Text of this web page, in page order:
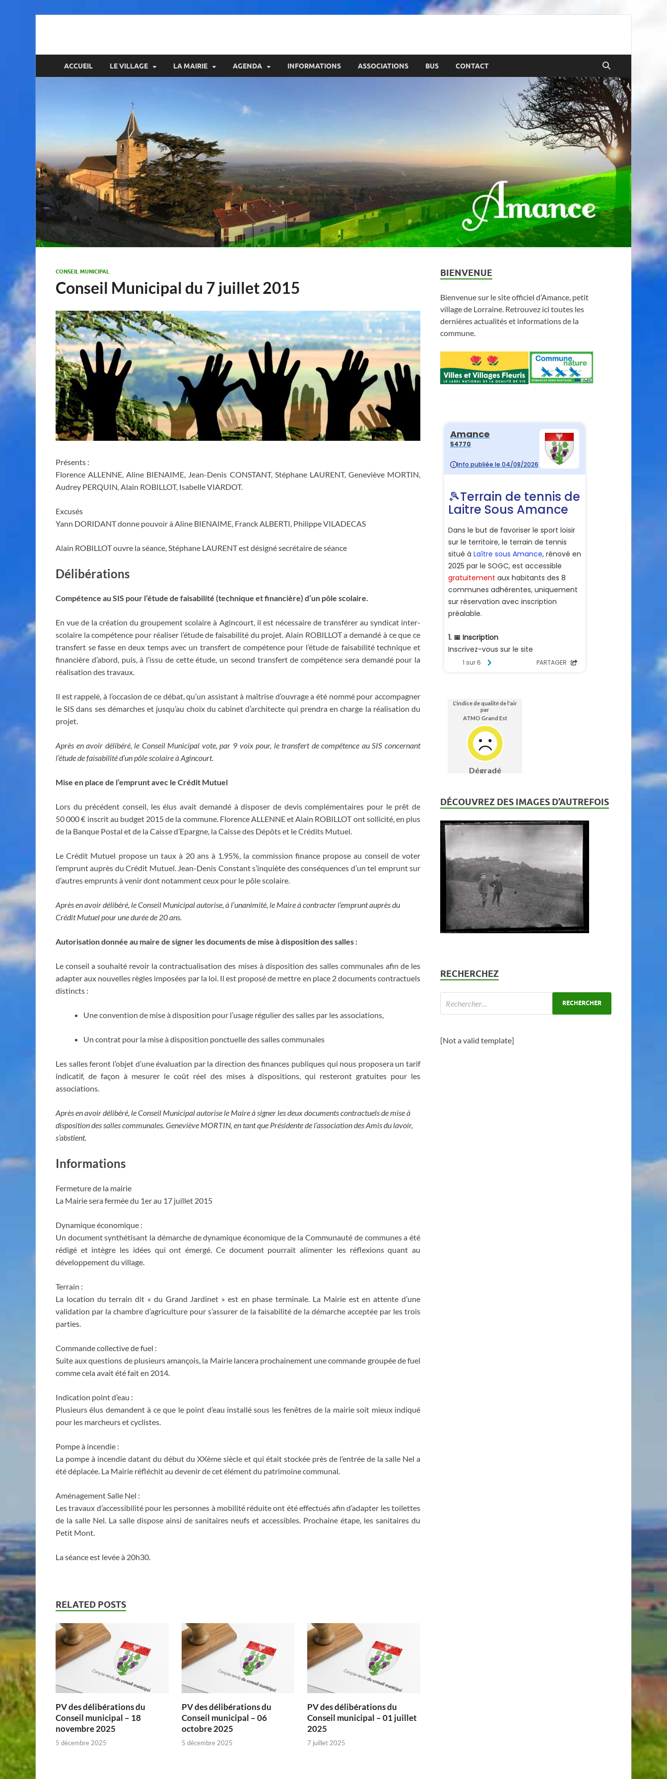
Amance
ACCUEIL LE VILLAGE LA MAIRIE AGENDA INFORMATIONS ASSOCIATIONS BUS CONTACT
CONSEIL MUNICIPAL
Conseil Municipal du 7 juillet 2015
Présents :
Florence ALLENNE, Aline BIENAIME, Jean-Denis CONSTANT, Stéphane LAURENT, Geneviève MORTIN,
Audrey PERQUIN, Alain ROBILLOT, Isabelle VIARDOT.
Excusés
Yann DORIDANT donne pouvoir à Aline BIENAIME, Franck ALBERTI, Philippe VILADECAS
Alain ROBILLOT ouvre la séance, Stéphane LAURENT est désigné secrétaire de séance
Délibérations
Compétence au SIS pour l’étude de faisabilité (technique et financière) d’un pôle scolaire.
En vue de la création du groupement scolaire à Agincourt, il est nécessaire de transférer au syndicat inter-
scolaire la compétence pour réaliser l’étude de faisabilité du projet. Alain ROBILLOT a demandé à ce que ce
transfert se fasse en deux temps avec un transfert de compétence pour l’étude de faisabilité technique et
financière d’abord, puis, à l’issu de cette étude, un second transfert de compétence sera demandé pour la
réalisation des travaux.
Il est rappelé, à l’occasion de ce débat, qu’un assistant à maîtrise d’ouvrage a été nommé pour accompagner
le SIS dans ses démarches et jusqu’au choix du cabinet d’architecte qui prendra en charge la réalisation du
projet.
Après en avoir délibéré, le Conseil Municipal vote, par 9 voix pour, le transfert de compétence au SIS concernant
l’étude de faisabilité d’un pôle scolaire à Agincourt.
Mise en place de l’emprunt avec le Crédit Mutuel
Lors du précédent conseil, les élus avait demandé à disposer de devis complémentaires pour le prêt de
50 000 € inscrit au budget 2015 de la commune. Florence ALLENNE et Alain ROBILLOT ont sollicité, en plus
de la Banque Postal et de la Caisse d’Epargne, la Caisse des Dépôts et le Crédits Mutuel.
Le Crédit Mutuel propose un taux à 20 ans à 1.95%, la commission finance propose au conseil de voter
l’emprunt auprès du Crédit Mutuel. Jean-Denis Constant s’inquiète des conséquences d’un tel emprunt sur
d’autres emprunts à venir dont notamment ceux pour le pôle scolaire.
Après en avoir délibéré, le Conseil Municipal autorise, à l’unanimité, le Maire à contracter l’emprunt auprès du
Crédit Mutuel pour une durée de 20 ans.
Autorisation donnée au maire de signer les documents de mise à disposition des salles :
Le conseil a souhaité revoir la contractualisation des mises à disposition des salles communales afin de les
adapter aux nouvelles règles imposées par la loi. Il est proposé de mettre en place 2 documents contractuels
distincts :
Une convention de mise à disposition pour l’usage régulier des salles par les associations,
Un contrat pour la mise à disposition ponctuelle des salles communales
Les salles feront l’objet d’une évaluation par la direction des finances publiques qui nous proposera un tarif
indicatif, de façon à mesurer le coût réel des mises à dispositions, qui resteront gratuites pour les
associations.
Après en avoir délibéré, le Conseil Municipal autorise le Maire à signer les deux documents contractuels de mise à
disposition des salles communales. Geneviève MORTIN, en tant que Présidente de l’association des Amis du lavoir,
s’abstient.
Informations
Fermeture de la mairie
La Mairie sera fermée du 1er au 17 juillet 2015
Dynamique économique :
Un document synthétisant la démarche de dynamique économique de la Communauté de communes a été
rédigé et intègre les idées qui ont émergé. Ce document pourrait alimenter les réflexions quant au
développement du village.
Terrain :
La location du terrain dit « du Grand Jardinet » est en phase terminale. La Mairie est en attente d’une
validation par la chambre d’agriculture pour s’assurer de la faisabilité de la démarche acceptée par les trois
parties.
Commande collective de fuel :
Suite aux questions de plusieurs amançois, la Mairie lancera prochainement une commande groupée de fuel
comme cela avait été fait en 2014.
Indication point d’eau :
Plusieurs élus demandent à ce que le point d’eau installé sous les fenêtres de la mairie soit mieux indiqué
pour les marcheurs et cyclistes.
Pompe à incendie :
La pompe à incendie datant du début du XXème siècle et qui était stockée près de l’entrée de la salle Nel a
été déplacée. La Mairie réfléchit au devenir de cet élément du patrimoine communal.
Aménagement Salle Nel :
Les travaux d’accessibilité pour les personnes à mobilité réduite ont été effectués afin d’adapter les toilettes
de la salle Nel. La salle dispose ainsi de sanitaires neufs et accessibles. Prochaine étape, les sanitaires du
Petit Mont.
La séance est levée à 20h30.
RELATED POSTS
PV des délibérations du
Conseil municipal – 18
novembre 2025
5 décembre 2025
PV des délibérations du
Conseil municipal – 06
octobre 2025
5 décembre 2025
PV des délibérations du
Conseil municipal – 01 juillet
2025
7 juillet 2025
BIENVENUE
Bienvenue sur le site officiel d’Amance, petit
village de Lorraine. Retrouvez ici toutes les
dernières actualités et informations de la
commune.
DÉCOUVREZ DES IMAGES D’AUTREFOIS
RECHERCHEZ
[Not a valid template]